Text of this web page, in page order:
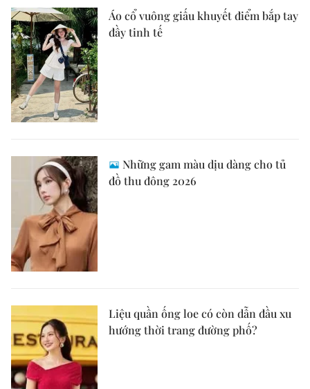
Áo cổ vuông giấu khuyết điểm bắp tay
đầy tinh tế
Những gam màu dịu dàng cho tủ
đồ thu đông 2026
Liệu quần ống loe có còn dẫn đầu xu
hướng thời trang đường phố?